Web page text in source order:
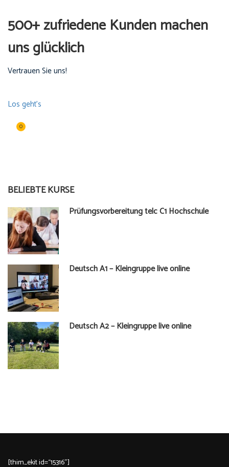
500+ zufriedene Kunden machen
uns glücklich
Vertrauen Sie uns!
Los geht’s
0
BELIEBTE KURSE
Prüfungsvorbereitung telc C1 Hochschule
Deutsch A1 – Kleingruppe live online
Deutsch A2 – Kleingruppe live online
[thim_ekit id=“15316″]